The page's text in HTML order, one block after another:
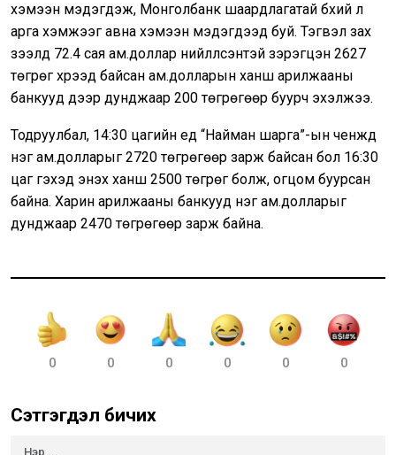
хэмээн мэдэгдэж, Монголбанк шаардлагатай бүхий л
арга хэмжээг авна хэмээн мэдэгдээд буй. Тэгвэл зах
зээлд 72.4 сая ам.доллар нийлүүлсэнтэй зэрэгцэн 2627
төгрөг хүрээд байсан ам.долларын ханш арилжааны
банкууд дээр дунджаар 200 төгрөгөөр буурч эхэлжээ.
Тодруулбал, 14:30 цагийн үед “Найман шарга”-ын ченжүүд
нэг ам.долларыг 2720 төгрөгөөр зарж байсан бол 16:30
цаг гэхэд энэхүү ханш 2500 төгрөг болж, огцом буурсан
байна. Харин арилжааны банкууд нэг ам.долларыг
дунджаар 2470 төгрөгөөр зарж байна.
0 0 0 0 0 0
Сэтгэгдэл бичих